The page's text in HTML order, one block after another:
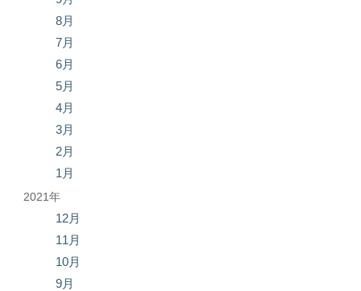
8月
7月
6月
5月
4月
3月
2月
1月
2021年
12月
11月
10月
9月